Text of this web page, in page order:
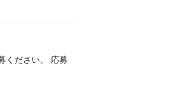
用いた背景制
ください。 応募